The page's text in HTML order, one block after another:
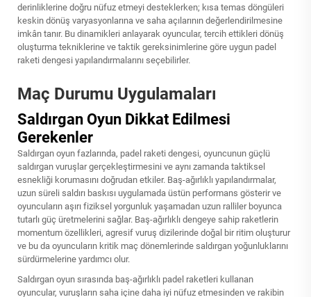
derinliklerine doğru nüfuz etmeyi desteklerken; kısa temas döngüleri
keskin dönüş varyasyonlarına ve saha açılarının değerlendirilmesine
imkân tanır. Bu dinamikleri anlayarak oyuncular, tercih ettikleri dönüş
oluşturma tekniklerine ve taktik gereksinimlerine göre uygun padel
raketi dengesi yapılandırmalarını seçebilirler.
Maç Durumu Uygulamaları
Saldırgan Oyun Dikkat Edilmesi
Gerekenler
Saldırgan oyun fazlarında, padel raketi dengesi, oyuncunun güçlü
saldırgan vuruşlar gerçekleştirmesini ve aynı zamanda taktiksel
esnekliği korumasını doğrudan etkiler. Baş-ağırlıklı yapılandırmalar,
uzun süreli saldırı baskısı uygulamada üstün performans gösterir ve
oyuncuların aşırı fiziksel yorgunluk yaşamadan uzun ralliler boyunca
tutarlı güç üretmelerini sağlar. Baş-ağırlıklı dengeye sahip raketlerin
momentum özellikleri, agresif vuruş dizilerinde doğal bir ritim oluşturur
ve bu da oyuncuların kritik maç dönemlerinde saldırgan yoğunluklarını
sürdürmelerine yardımcı olur.
Saldırgan oyun sırasında baş-ağırlıklı padel raketleri kullanan
oyuncular, vuruşların saha içine daha iyi nüfuz etmesinden ve rakibin